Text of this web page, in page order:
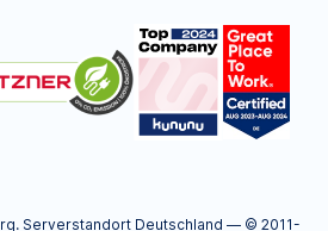
Serverstandort Deutschland — © 2011-